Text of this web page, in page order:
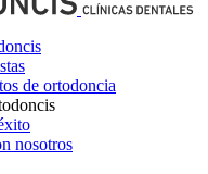
de ortodoncia
nosotros